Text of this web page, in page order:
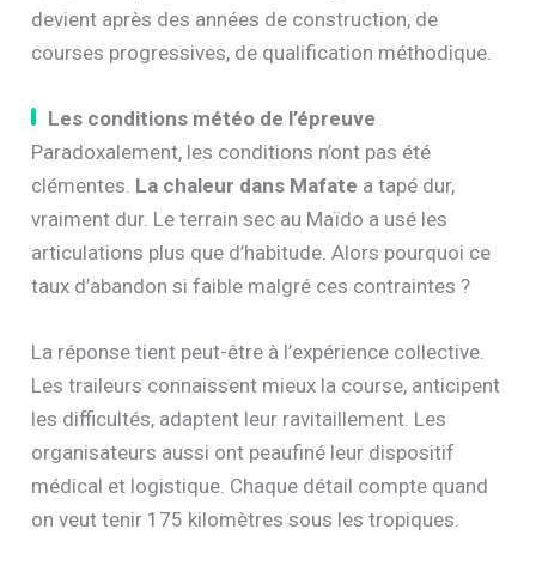
devient après des années de construction, de
courses progressives, de qualification méthodique.
Les conditions météo de l’épreuve
Paradoxalement, les conditions n’ont pas été
clémentes. La chaleur dans Mafate a tapé dur,
vraiment dur. Le terrain sec au Maïdo a usé les
articulations plus que d’habitude. Alors pourquoi ce
taux d’abandon si faible malgré ces contraintes ?
La réponse tient peut-être à l’expérience collective.
Les traileurs connaissent mieux la course, anticipent
les difficultés, adaptent leur ravitaillement. Les
organisateurs aussi ont peaufiné leur dispositif
médical et logistique. Chaque détail compte quand
on veut tenir 175 kilomètres sous les tropiques.